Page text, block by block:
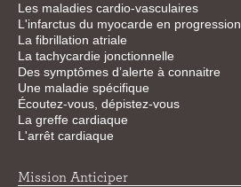
Les maladies cardio-vasculaires
L'infarctus du myocarde en progression
La fibrillation atriale
La tachycardie jonctionnelle
Des symptômes d’alerte à connaitre
Une maladie spécifique
Écoutez-vous, dépistez-vous
La greffe cardiaque
L'arrêt cardiaque
Mission Anticiper